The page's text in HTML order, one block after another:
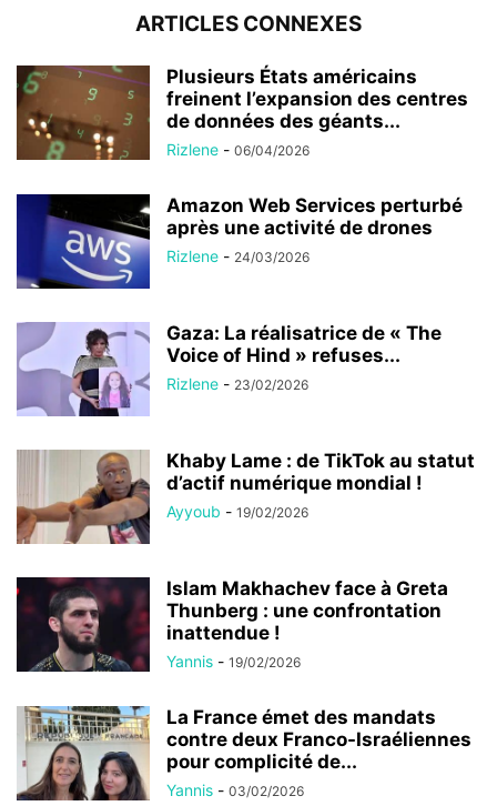
ARTICLES CONNEXES
Plusieurs États américains
freinent l’expansion des centres
de données des géants...
Rizlene - 06/04/2026
Amazon Web Services perturbé
après une activité de drones
Rizlene - 24/03/2026
Gaza: La réalisatrice de « The
Voice of Hind » refuses...
Rizlene - 23/02/2026
Khaby Lame : de TikTok au statut
d’actif numérique mondial !
Ayyoub - 19/02/2026
Islam Makhachev face à Greta
Thunberg : une confrontation
inattendue !
Yannis - 19/02/2026
La France émet des mandats
contre deux Franco-Israéliennes
pour complicité de...
Yannis - 03/02/2026